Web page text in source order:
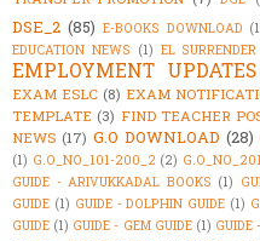
DSE_2 (85) E-BOOKS DOWNLOAD
EDUCATION NEWS (1) EL SURRENDER
EMPLOYMENT UPDATES
EXAM ESLC (8) EXAM
TEMPLATE (3) FIND TEACHER
NEWS (17) G.O DOWNLOAD (28)
(1) G.O_NO_101-200_2 (2)
GUIDE - ARIVUKKADAL BOOKS (1)
GUIDE (1) GUIDE - DOLPHIN GUIDE (1)
GUIDE (1) GUIDE - GEM GUIDE (1) GUIDE